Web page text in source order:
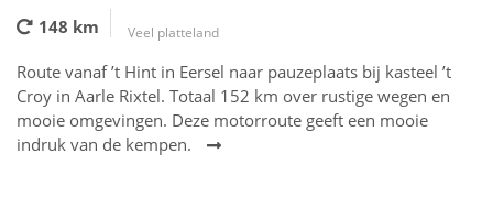
148 km Veel platteland
Route vanaf ’t Hint in Eersel naar pauzeplaats bij kasteel ’t
Croy in Aarle Rixtel. Totaal 152 km over rustige wegen en
mooie omgevingen. Deze motorroute geeft een mooie
indruk van de kempen.